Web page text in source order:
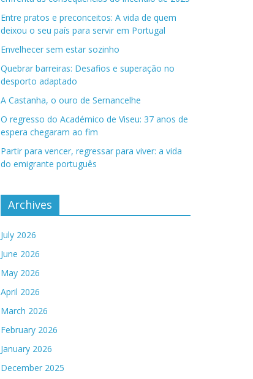
Entre pratos e preconceitos: A vida de quem
deixou o seu país para servir em Portugal
Envelhecer sem estar sozinho
Quebrar barreiras: Desafios e superação no
desporto adaptado
A Castanha, o ouro de Sernancelhe
O regresso do Académico de Viseu: 37 anos de
espera chegaram ao fim
Partir para vencer, regressar para viver: a vida
do emigrante português
Archives
July 2026
June 2026
May 2026
April 2026
March 2026
February 2026
January 2026
December 2025